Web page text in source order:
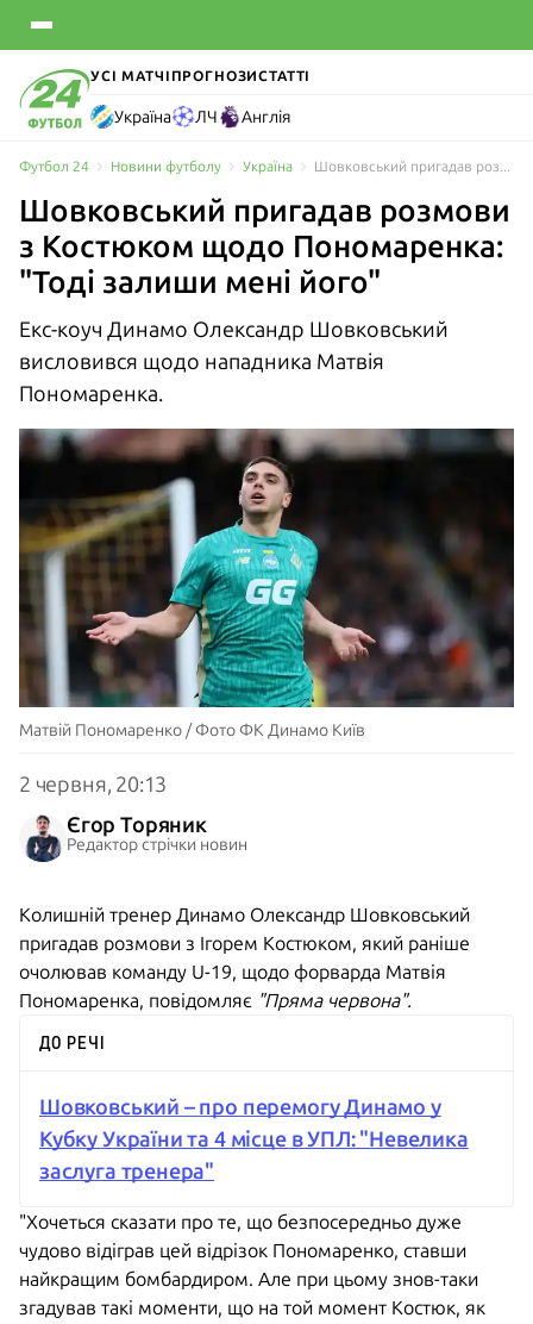
УСІ МАТЧІ ПРОГНОЗИСТАТТІ
Україна ЛЧ Англія
Футбол 24 Новини футболу Україна
Шовковський пригадав розмови
з Костюком щодо Пономаренка:
"Тоді залиши мені його"
Екс-коуч Динамо Олександр Шовковський
висловився щодо нападника Матвія
Пономаренка.
Матвій Пономаренко / Фото ФК Динамо Київ
2 червня, 20:13
Єгор Торяник
Редактор стрічки новин
Колишній тренер Динамо Олександр Шовковський
пригадав розмови з Ігорем Костюком, який раніше
очолював команду U-19, щодо форварда Матвія
Пономаренка, повідомляє "Пряма червона".
ДО РЕЧІ
Шовковський – про перемогу Динамо у
Кубку України та 4 місце в УПЛ: "Невелика
заслуга тренера"
"Хочеться сказати про те, що безпосередньо дуже
чудово відіграв цей відрізок Пономаренко, ставши
найкращим бомбардиром. Але при цьому знов-таки
згадував такі моменти, що на той момент Костюк, як